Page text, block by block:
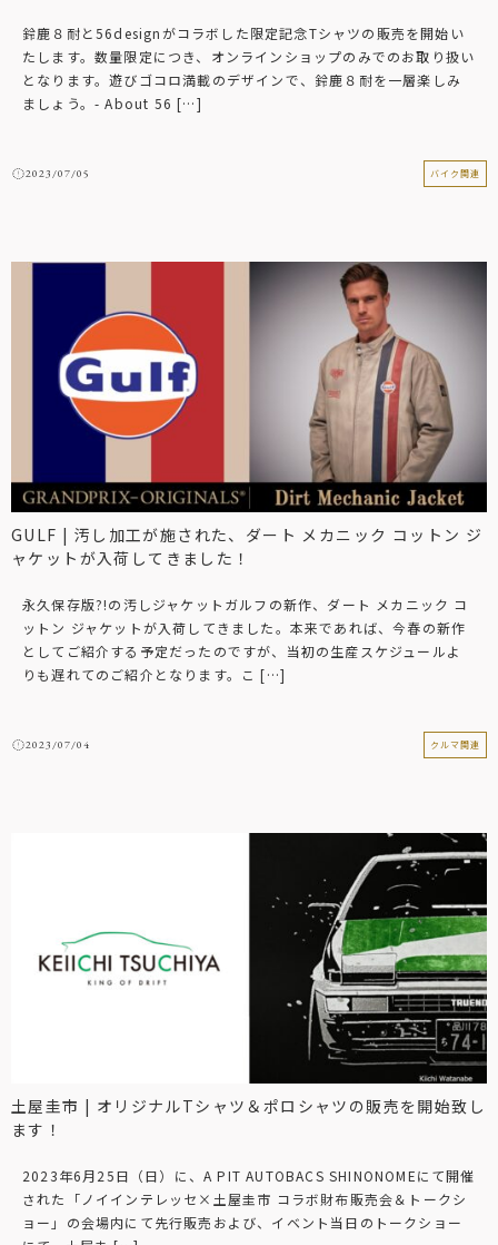
鈴鹿８耐と56designがコラボした限定記念Tシャツの販売を開始い
たします。数量限定につき、オンラインショップのみでのお取り扱い
となります。遊びゴコロ満載のデザインで、鈴鹿８耐を一層楽しみ
ましょう。- About 56 […]
2023/07/05 バイク関連
GULF | 汚し加工が施された、ダート メカニック コットン ジ
ャケットが入荷してきました！
永久保存版?!の汚しジャケットガルフの新作、ダート メカニック コ
ットン ジャケットが入荷してきました。本来であれば、今春の新作
としてご紹介する予定だったのですが、当初の生産スケジュールよ
りも遅れてのご紹介となります。こ […]
2023/07/04 クルマ関連
土屋圭市 | オリジナルTシャツ＆ポロシャツの販売を開始致し
ます！
2023年6月25日（日）に、A PIT AUTOBACS SHINONOMEにて開催
された「ノイインテレッセ×土屋圭市 コラボ財布販売会＆トークシ
ョー」の会場内にて先行販売および、イベント当日のトークショー